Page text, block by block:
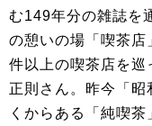
む149年分の雑誌を
の憩いの場「喫茶
件以上の喫茶店を
正則さん。昨今「
くからある「純喫